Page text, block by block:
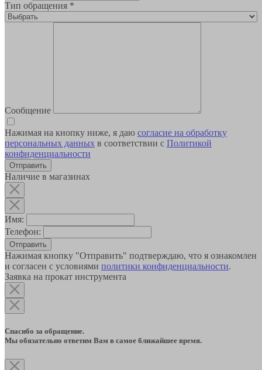
Тип обращения *
Сообщение
Нажимая на кнопку ниже, я даю согласие на обработку
персональных данных в соответствии с Политикой
конфиденциальности
Наличие в магазинах
Имя:
Телефон:
Отправить
Нажимая кнопку "Отправить" подтверждаю, что я ознакомлен
и согласен с условиями политики конфиденциальности.
Заявка на прокат инструмента
Спасибо за обращение.
Мы обязательно ответим Вам в самое ближайшее время.